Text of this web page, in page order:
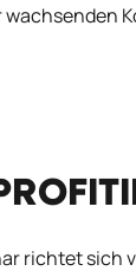
wachsenden
richtet sich